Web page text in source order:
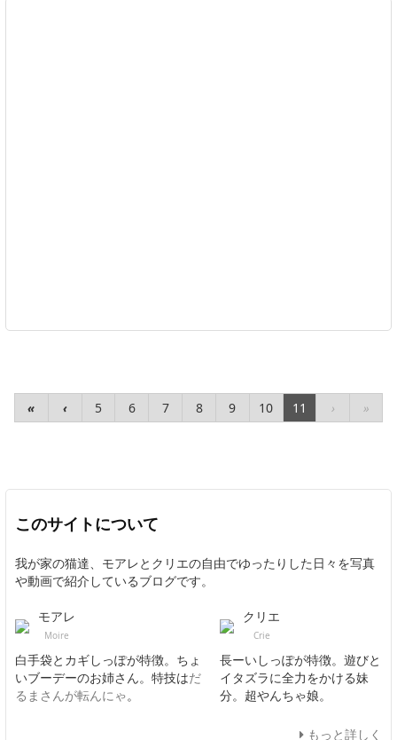
« ‹ 5 6 7 8 9 10 11 › »
このサイトについて
我が家の猫達、モアレとクリエの自由でゆったりした日々を写真
や動画で紹介しているブログです。
モアレ
Moire
白手袋とカギしっぽが特徴。ちょ
いブーデーのお姉さん。特技はだ
るまさんが転んにゃ。
クリエ
Crie
長ーいしっぽが特徴。遊びと
イタズラに全力をかける妹
分。超やんちゃ娘。
もっと詳しく